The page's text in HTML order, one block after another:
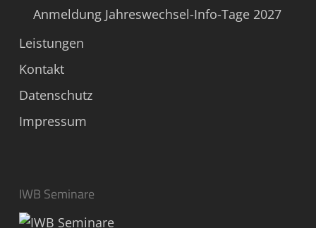
Anmeldung Jahreswechsel-Info-Tage 2027
Leistungen
Kontakt
Datenschutz
Impressum
IWB Seminare